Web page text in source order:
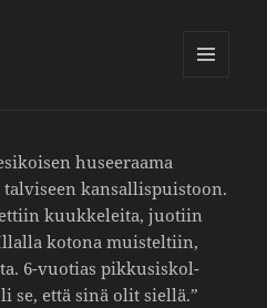
husee­raama
kansal­lis­puis­toon.
kuuk­ke­leita, juotiin
kotona muis­tel­tiin,
6-vuotias pikkusis­kol­
se, että sinä olit siellä.”